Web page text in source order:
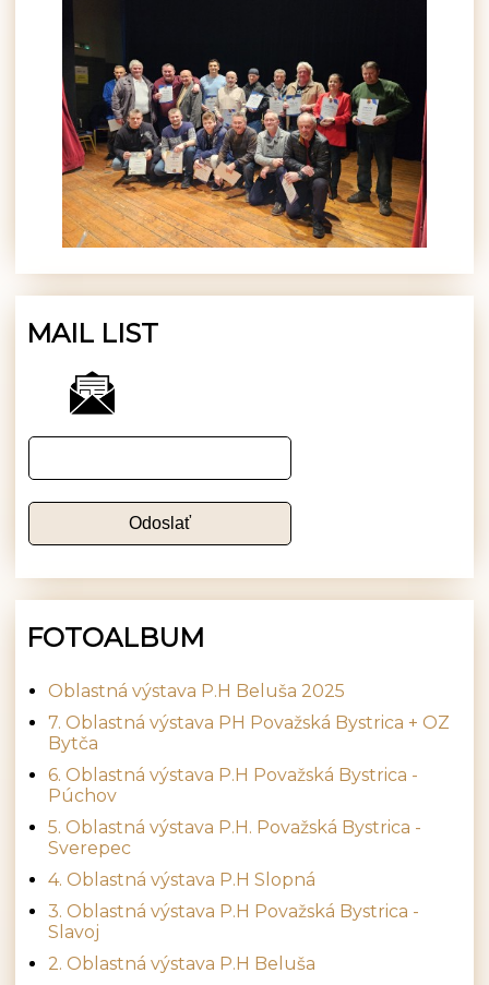
MAIL LIST
FOTOALBUM
Oblastná výstava P.H Beluša 2025
7. Oblastná výstava PH Považská Bystrica + OZ
Bytča
6. Oblastná výstava P.H Považská Bystrica -
Púchov
5. Oblastná výstava P.H. Považská Bystrica -
Sverepec
4. Oblastná výstava P.H Slopná
3. Oblastná výstava P.H Považská Bystrica -
Slavoj
2. Oblastná výstava P.H Beluša